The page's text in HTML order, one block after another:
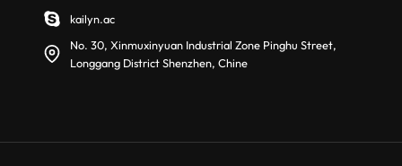
kailyn.ac
No. 30, Xinmuxinyuan Industrial Zone Pinghu Street,
Longgang District Shenzhen, Chine